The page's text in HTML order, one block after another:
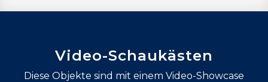
Video-Schaukästen
Diese Objekte sind mit einem Video-Showcase